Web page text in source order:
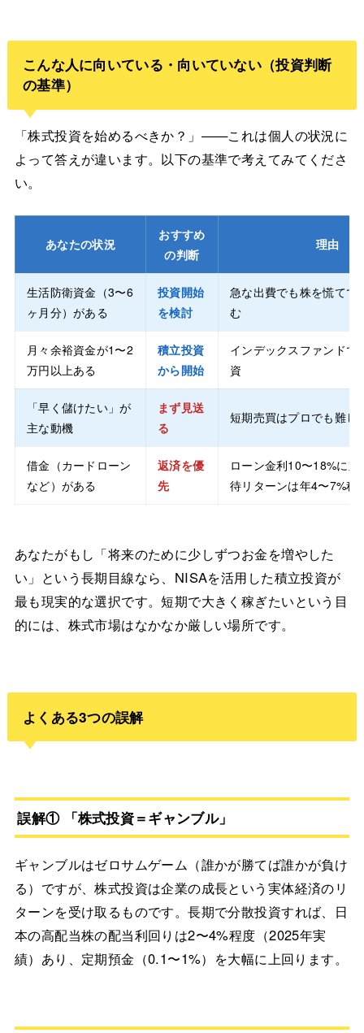
こんな人に向いている・向いていない（投資判断
の基準）
「株式投資を始めるべきか？」——これは個人の状況に
よって答えが違います。以下の基準で考えてみてくださ
い。
あなたの状況
おすすめ
の判断
理由
生活防衛資金（3〜6
ヶ月分）がある
投資開始
を検討
急な出費でも株を慌てて
む
月々余裕資金が1〜2
万円以上ある
積立投資
から開始
インデックスファンドで
資
「早く儲けたい」が
主な動機
まず見送
る
短期売買はプロでも難し
借金（カードローン
など）がある
返済を優
先
ローン金利10〜18%に対
待リターンは年4〜7%程
あなたがもし「将来のために少しずつお金を増やした
い」という長期目線なら、NISAを活用した積立投資が
最も現実的な選択です。短期で大きく稼ぎたいという目
的には、株式市場はなかなか厳しい場所です。
よくある3つの誤解
誤解① 「株式投資＝ギャンブル」
ギャンブルはゼロサムゲーム（誰かが勝てば誰かが負け
る）ですが、株式投資は企業の成長という実体経済のリ
ターンを受け取るものです。長期で分散投資すれば、日
本の高配当株の配当利回りは2〜4%程度（2025年実
績）あり、定期預金（0.1〜1%）を大幅に上回ります。